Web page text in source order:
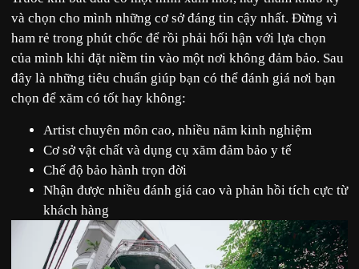
và chọn cho mình những cơ sở đáng tin cậy nhất. Đừng vì
ham rẻ trong phút chốc để rồi phải hối hận với lựa chọn
của mình khi đặt niềm tin vào một nơi không đảm bảo. Sau
đây là những tiêu chuẩn giúp bạn có thể đánh giá nơi bạn
chọn để xăm có tốt hay không:
Artist chuyên môn cao, nhiều năm kinh nghiệm
Cơ sở vật chất và dụng cụ xăm đảm bảo y tế
Chế độ bảo hành trọn đời
Nhận được nhiều đánh giá cao và phản hồi tích cực từ
khách hàng